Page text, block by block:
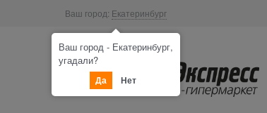
Ваш город: Екатеринбург
Ваш город - Екатеринбург,
угадали?
Да Нет